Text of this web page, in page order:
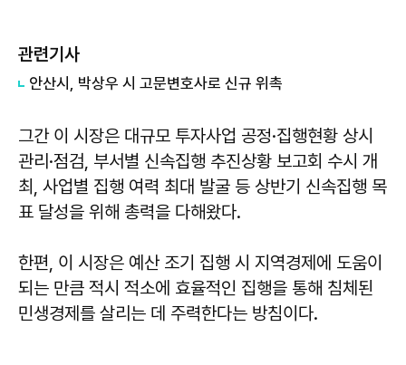
관련기사
안산시, 박상우 시 고문변호사로 신규 위촉
그간 이 시장은 대규모 투자사업 공정·집행현황 상시
관리·점검, 부서별 신속집행 추진상황 보고회 수시 개
최, 사업별 집행 여력 최대 발굴 등 상반기 신속집행 목
표 달성을 위해 총력을 다해왔다.
한편, 이 시장은 예산 조기 집행 시 지역경제에 도움이
되는 만큼 적시 적소에 효율적인 집행을 통해 침체된
민생경제를 살리는 데 주력한다는 방침이다.